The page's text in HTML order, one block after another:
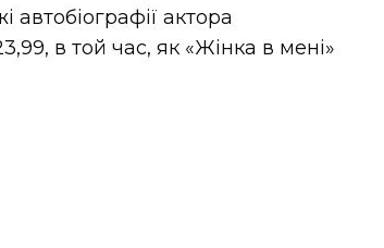
актора
в той час, як «Жінка в мені»